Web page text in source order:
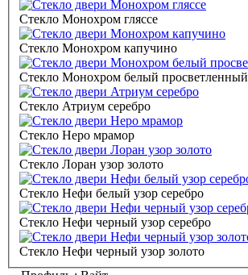
Стекло Монохром гляссе
Стекло Монохром капучино
Стекло Монохром белый просветленный
Стекло Атриум серебро
Стекло Неро мрамор
Стекло Лоран узор золото
Стекло Нефи белый узор серебро
Стекло Нефи черный узор серебро
Стекло Нефи черный узор золото